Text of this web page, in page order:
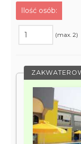
Ilość osób:
(max. 2)